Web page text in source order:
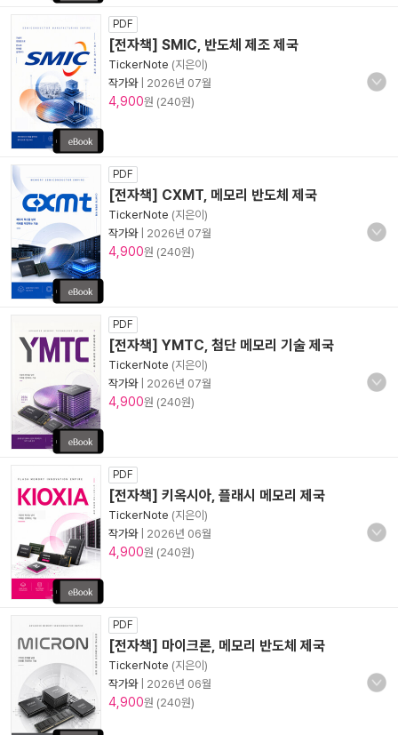
PDF
[전자책] SMIC, 반도체 제조 제국
TickerNote (지은이)
작가와| 2026년 07월
4,900원 (240원)
PDF
[전자책] CXMT, 메모리 반도체 제국
TickerNote (지은이)
작가와| 2026년 07월
4,900원 (240원)
PDF
[전자책] YMTC, 첨단 메모리 기술 제국
TickerNote (지은이)
작가와| 2026년 07월
4,900원 (240원)
PDF
[전자책] 키옥시아, 플래시 메모리 제국
TickerNote (지은이)
작가와| 2026년 06월
4,900원 (240원)
PDF
[전자책] 마이크론, 메모리 반도체 제국
TickerNote (지은이)
작가와| 2026년 06월
4,900원 (240원)